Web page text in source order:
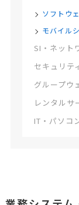
ソフトウ
モバイル
SI・ネット
セキュリテ
グループウ
レンタルサ
IT・パソコ